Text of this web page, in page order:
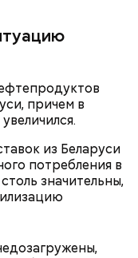
причем в
из Беларуси
потребления в
значительны,
отличаются
ЦБ, а не на
проценты на
им можно